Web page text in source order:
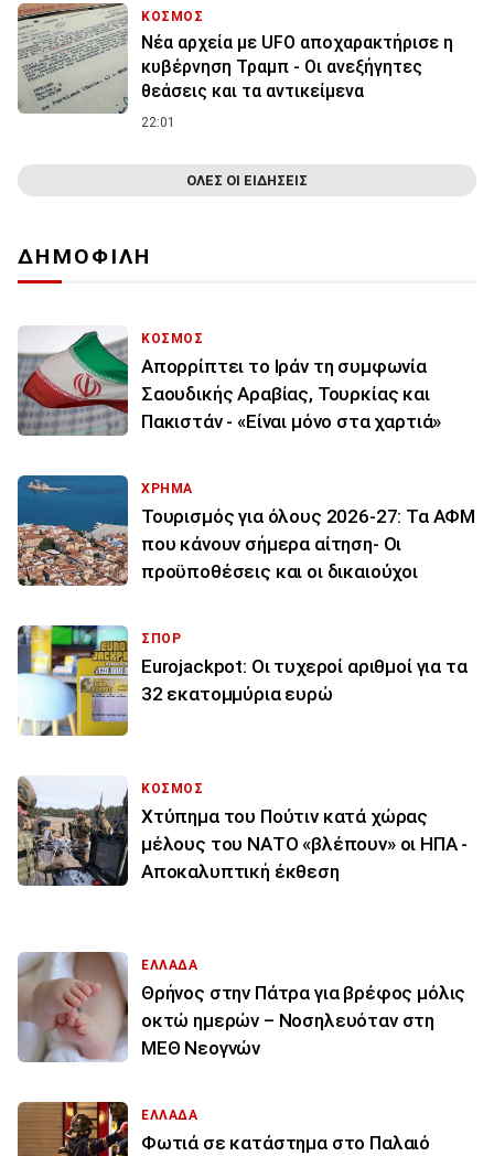
ΚΟΣΜΟΣ
Νέα αρχεία με UFO αποχαρακτήρισε η
κυβέρνηση Τραμπ - Οι ανεξήγητες
θεάσεις και τα αντικείμενα
22:01
ΟΛΕΣ ΟΙ ΕΙΔΗΣΕΙΣ
ΔΗΜΟΦΙΛΗ
ΚΟΣΜΟΣ
Απορρίπτει το Ιράν τη συμφωνία
Σαουδικής Αραβίας, Τουρκίας και
Πακιστάν - «Είναι μόνο στα χαρτιά»
ΧΡΗΜΑ
Τουρισμός για όλους 2026-27: Τα ΑΦΜ
που κάνουν σήμερα αίτηση- Οι
προϋποθέσεις και οι δικαιούχοι
ΣΠΟΡ
Eurojackpot: Οι τυχεροί αριθμοί για τα
32 εκατoμμύρια ευρώ
ΚΟΣΜΟΣ
Χτύπημα του Πούτιν κατά χώρας
μέλους του ΝΑΤΟ «βλέπουν» οι ΗΠΑ -
Αποκαλυπτική έκθεση
ΕΛΛΑΔΑ
Θρήνος στην Πάτρα για βρέφος μόλις
οκτώ ημερών – Νοσηλευόταν στη
ΜΕΘ Νεογνών
ΕΛΛΑΔΑ
Φωτιά σε κατάστημα στο Παλαιό